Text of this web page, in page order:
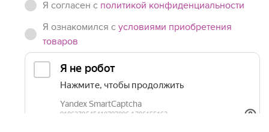
Я согласен c политикой конфиденциальности
Я ознакомился с условиями приобретения
товаров